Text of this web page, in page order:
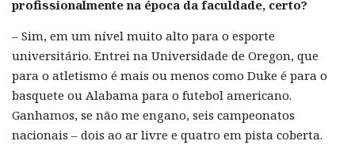
profissionalmente na época da faculdade, certo?
– Sim, em um nível muito alto para o esporte
universitário. Entrei na Universidade de Oregon, que
para o atletismo é mais ou menos como Duke é para o
basquete ou Alabama para o futebol americano.
Ganhamos, se não me engano, seis campeonatos
nacionais – dois ao ar livre e quatro em pista coberta.